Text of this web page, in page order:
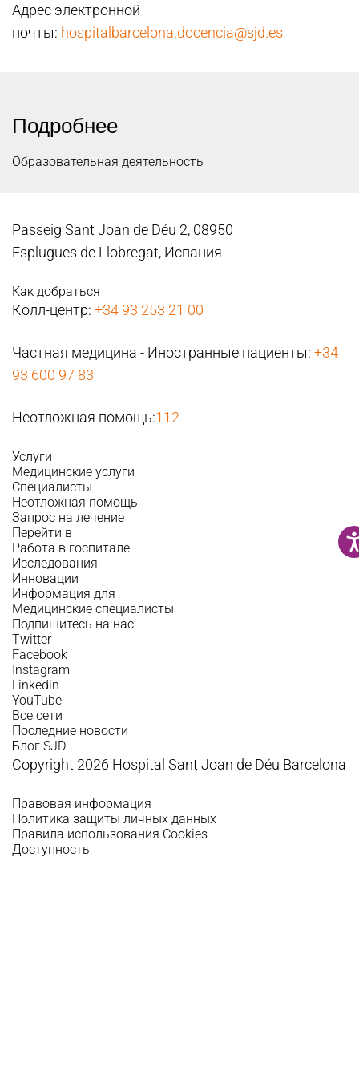
Адрес электронной
почты: hospitalbarcelona.docencia@sjd.es
Подробнее
Образовательная деятельность
Passeig Sant Joan de Déu 2, 08950
Esplugues de Llobregat, Испания
Как добраться
Колл-центр: +34 93 253 21 00
Частная медицина - Иностранные пациенты: +34
93 600 97 83
Неотложная помощь:112
Услуги
Медицинские услуги
Специалисты
Неотложная помощь
Запрос на лечение
Перейти в
Работа в госпитале
Исследования
Инновации
Информация для
Медицинские специалисты
Подпишитесь на нас
Twitter
Facebook
Instagram
Linkedin
YouTube
Все сети
Последние новости
Блог SJD
Copyright 2026 Hospital Sant Joan de Déu Barcelona
Правовая информация
Политика защиты личных данных
Правила использования Cookies
Доступность